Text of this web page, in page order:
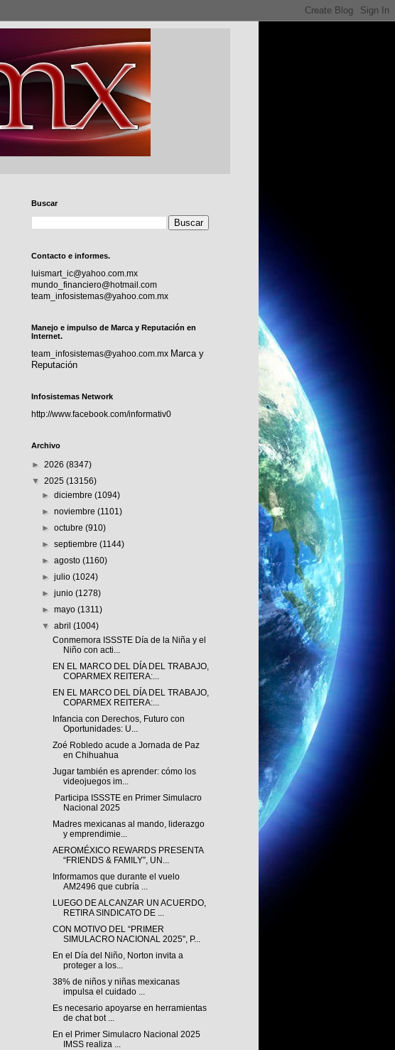
Buscar
Contacto e informes.
luismart_ic@yahoo.com.mx
mundo_financiero@hotmail.com
team_infosistemas@yahoo.com.mx
Manejo e impulso de Marca y Reputación en
Internet.
team_infosistemas@yahoo.com.mx Marca y
Reputación
Infosistemas Network
http://www.facebook.com/informativ0
Archivo
► 2026 (8347)
▼ 2025 (13156)
►diciembre(1094)
►noviembre(1101)
►octubre(910)
►septiembre(1144)
►agosto(1160)
►julio(1024)
►junio(1278)
►mayo(1311)
▼abril(1004)
Conmemora ISSSTE Día de la Niña y el
Niño con acti...
EN EL MARCO DEL DÍA DEL TRABAJO,
COPARMEX REITERA:...
EN EL MARCO DEL DÍA DEL TRABAJO,
COPARMEX REITERA:...
Infancia con Derechos, Futuro con
Oportunidades: U...
Zoé Robledo acude a Jornada de Paz
en Chihuahua
Jugar también es aprender: cómo los
videojuegos im...
Participa ISSSTE en Primer Simulacro
Nacional 2025
Madres mexicanas al mando, liderazgo
y emprendimie...
AEROMÉXICO REWARDS PRESENTA
“FRIENDS & FAMILY”, UN...
Informamos que durante el vuelo
AM2496 que cubría ...
LUEGO DE ALCANZAR UN ACUERDO,
RETIRA SINDICATO DE ...
CON MOTIVO DEL “PRIMER
SIMULACRO NACIONAL 2025", P...
En el Día del Niño, Norton invita a
proteger a los...
38% de niños y niñas mexicanas
impulsa el cuidado ...
Es necesario apoyarse en herramientas
de chat bot ...
En el Primer Simulacro Nacional 2025
IMSS realiza ...